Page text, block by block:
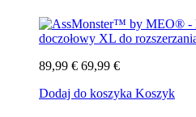
89,99 € 69,99 €
Dodaj do koszyka Koszyk